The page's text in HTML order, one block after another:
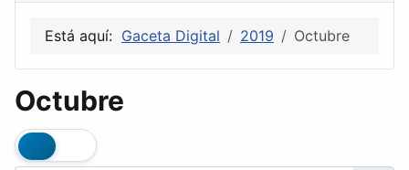
Está aquí: Gaceta Digital 2019 Octubre
Octubre